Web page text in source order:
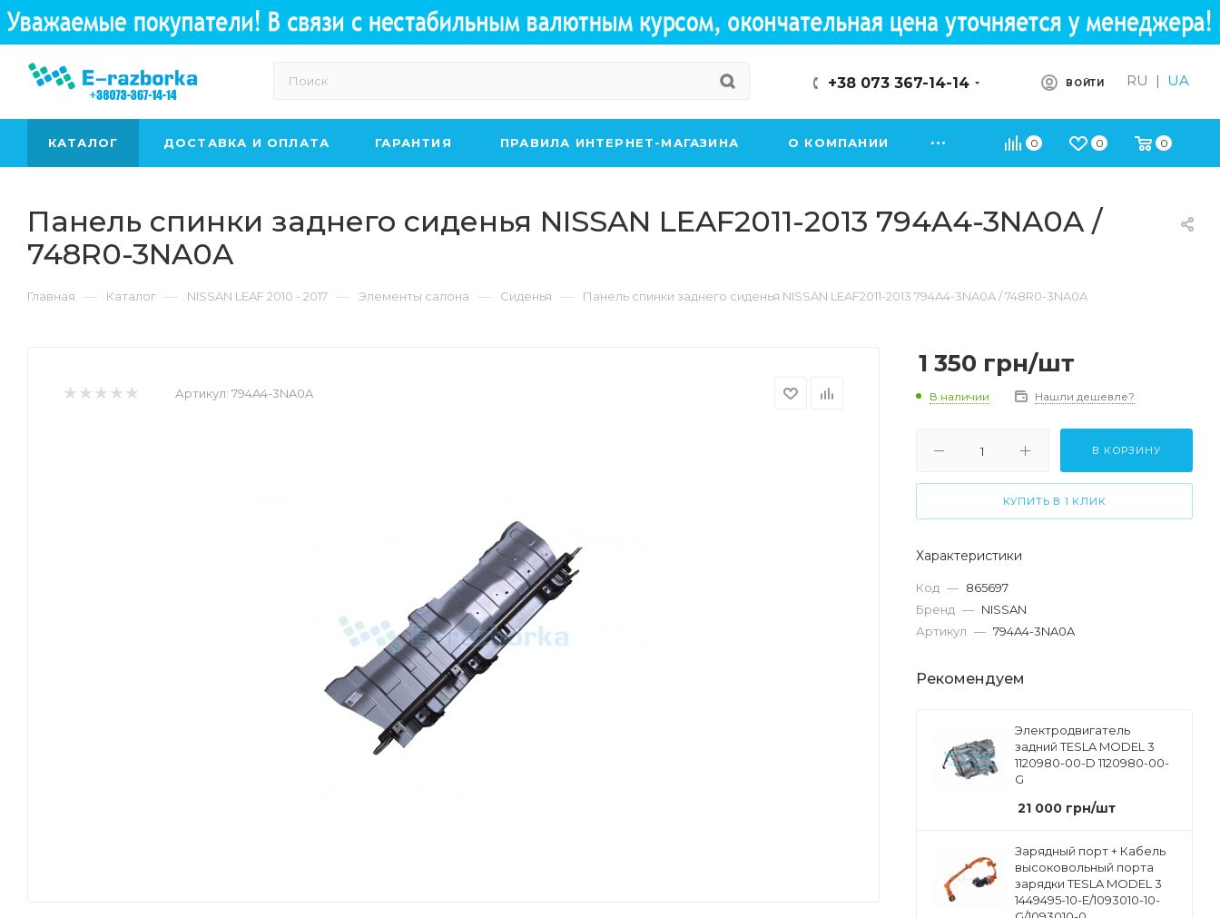
RU | UA
ВОЙТИ
+38 073 367-14-14
0 0 0
КАТАЛОГ ДОСТАВКА И ОПЛАТА ГАРАНТИЯ ПРАВИЛА ИНТЕРНЕТ-МАГАЗИНА О КОМПАНИИ
Панель спинки заднего сиденья NISSAN LEAF2011-2013 794A4-3NA0A /
748R0-3NA0A
Главная — Каталог — NISSAN LEAF 2010 - 2017 — Элементы салона — Сиденья — Панель спинки заднего сиденья NISSAN LEAF2011-2013 794A4-3NA0A / 748R0-3NA0A
Артикул: 794A4-3NA0A
1 350 грн/шт
В наличии Нашли дешевле?
В КОРЗИНУ
КУПИТЬ В 1 КЛИК
Характеристики
Код — 865697
Бренд — NISSAN
Артикул — 794A4-3NA0A
Рекомендуем
Электродвигатель
задний TESLA MODEL 3
1120980-00-D 1120980-00-
G
21 000 грн/шт
Зарядный порт + Кабель
высоковольный порта
зарядки TESLA MODEL 3
1449495-10-E/1093010-10-